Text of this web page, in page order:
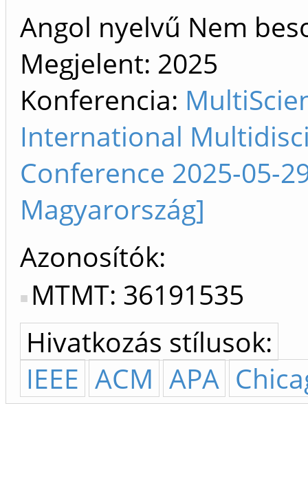
Angol nyelvű Nem
Megjelent: 2025
Konferencia:
International
Conference 2025-05-
Magyarország]
Azonosítók
MTMT: 36191535
Hivatkozás stílusok:
IEEE ACM APA